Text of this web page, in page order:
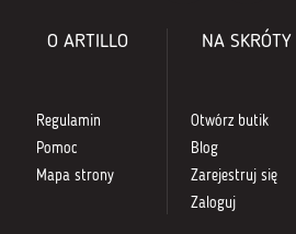
O ARTILLO
Regulamin
Pomoc
Mapa strony
NA SKRÓTY
Otwórz butik
Blog
Zarejestruj się
Zaloguj